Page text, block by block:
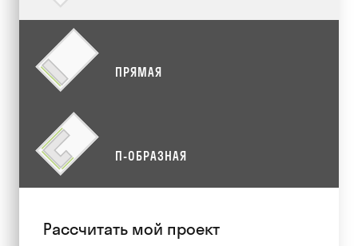
ПРЯМАЯ
П-ОБРАЗНАЯ
Рассчитать мой проект